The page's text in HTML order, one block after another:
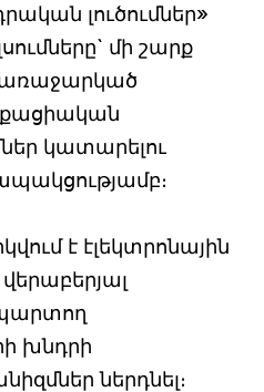
լուծումներ»
մի շարք
կատարելու
է էլեկտրոնային
վերաբերյալ
խնդրի
ներդնել։